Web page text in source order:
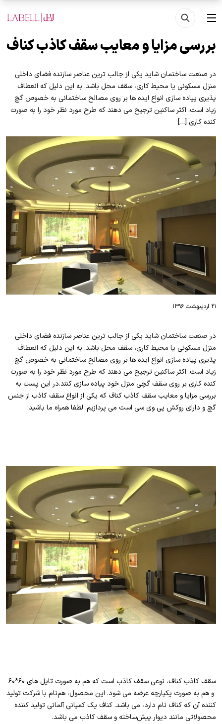
رفتن به محتوای اصلی
منو
بررسی مزایا و معایب سقف کاذب کناف
در صنعت ساختمان شاید یکی از جالب ترین عناصر سازنده فضای داخلی
منزل مسکونی یا محیط کاری، سقف محل باشد. به این دلیل که انعطاف
پذیری پیاده سازی انواع ایده ها بر روی مصالح ساختمانی به خصوص گچ
زیاد است. اکثر ساکنین ترجیح می دهند که طرح مورد نظر خود را به صورت
کنده کاری […]
۲۱ اردیبهشت ۱۳۹۶
در صنعت ساختمان شاید یکی از جالب ترین عناصر سازنده فضای داخلی
منزل مسکونی یا محیط کاری، سقف محل باشد. به این دلیل که انعطاف
پذیری پیاده سازی انواع ایده ها بر روی مصالح ساختمانی به خصوص گچ
زیاد است. اکثر ساکنین ترجیح می دهند که طرح مورد نظر خود را به صورت
کنده کاری بر روی سقف گچی منزل خود پیاده سازی کنند.در این پست به
بررسی مزایا و معایب سقف کاذب کناف که یکی از انواع سقف کاذب از جنس
گچ و دارای روکش پی وی سی است می پردازیم. لطفا همراه ما باشید.
سقف کاذب کناف، نوعی سقف کاذب است که هم به صورت تایل های ۶۰*۶۰
و هم به صورت یکپارچه عرضه می شود. این محصول، هم‌نام با شرکت تولید
کننده آن که کناف نام دارد، می باشد. کناف یک کمپانی آلمانی تولید کننده
محصولاتی مانند دیوار پیش‌ساخته و سقف کاذب می باشد.